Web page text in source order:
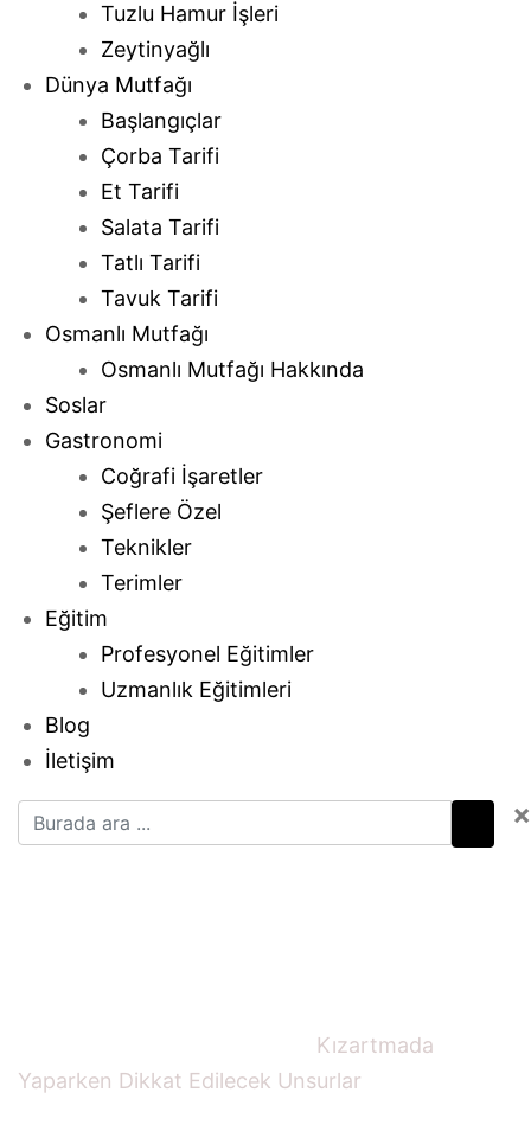
Tuzlu Hamur İşleri
Zeytinyağlı
Dünya Mutfağı
Başlangıçlar
Çorba Tarifi
Et Tarifi
Salata Tarifi
Tatlı Tarifi
Tavuk Tarifi
Osmanlı Mutfağı
Osmanlı Mutfağı Hakkında
Soslar
Gastronomi
Coğrafi İşaretler
Şeflere Özel
Teknikler
Terimler
Eğitim
Profesyonel Eğitimler
Uzmanlık Eğitimleri
Blog
İletişim
×
Kızartmada
Yaparken Dikkat Edilecek Unsurlar